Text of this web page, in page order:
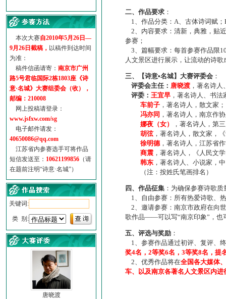
·【诗意·名城】地铁展示作...
诗意名城·地铁时间
地铁完美呈现【诗意·名城...
参赛作品多达5000多首
“诗意·名城”晒诗会
特别通知--致广大诗词爱好...
本次大赛自2010年5月26日—
9月26日截稿， 以稿件到达时间
为准：
稿件信函请寄： 南京市广州
路5号君临国际2栋1803座《诗
意·名城》大赛组委会（收），
邮编：210008
网上投稿请登录：
www.jsfxw.com/sg
电子邮件请发：
40650086@qq.com
江苏省内参赛选手可将作品
短信发送至： 10621199856 （请
在题前注明“诗意·名城”）
关键词:
类 别:
唐晓渡
二、作品要求 ：
1、作品分类：A、古体诗词赋；
2、内容要求：清新，典雅，贴
参赛；
3、篇幅要求：每首参赛作品限
人文景区进行展示，让流动的诗
三、【诗意•名城】大赛评委会 ：
评委会主任： 唐晓渡 ，著名诗
评委： 王宜早 ，著名诗人、书
车前子 ，著名诗人，散文家；
冯亦同 ，著名诗人，南京作
娜夜（女）
，著名诗人，第
胡弦，著名诗人，散文家，
徐明德，著名诗人，江苏省
商震 ，著名诗人，《人民文
韩东 ，著名诗人、小说家，
（注：按姓氏笔画排名）
四、作品征集 ：为确保参赛诗歌
1、自由参赛：所有热爱诗歌、
2、邀请参赛：南京市政府在向
歌作品——可以写“南京印象”，也
五、评选与奖励 ：
1、参赛作品通过初评、复评、
奖4名，2等奖6名，3等奖8名，提
2、优秀作品将在全国各大媒体
车、以及南京各著名人文景区内进